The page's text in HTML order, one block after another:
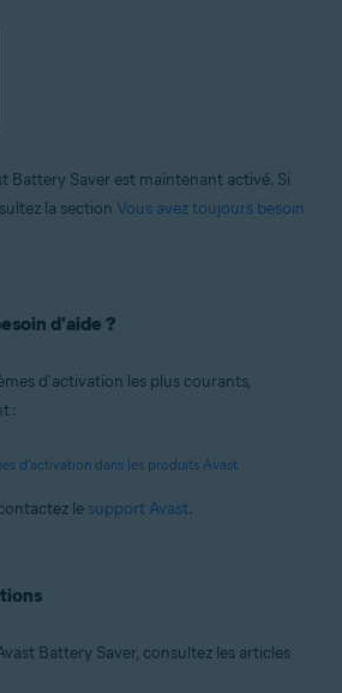
Battery Saver est maintenant activé. Si
la section Vous avez toujours besoin
d'aide ?
d'activation les plus courants,
:
d'activation dans les produits Avast
le support Avast.
Battery Saver, consultez les articles